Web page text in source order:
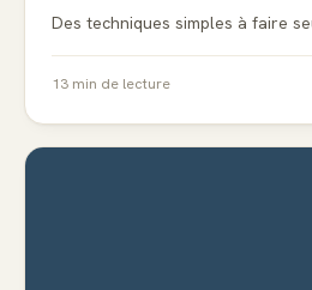
Des techniques simples à faire
13 min de lecture